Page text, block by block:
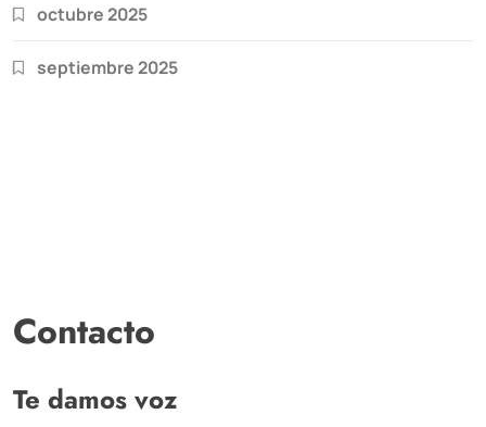
octubre 2025
septiembre 2025
Contacto
Te damos voz